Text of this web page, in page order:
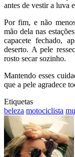
antes de vestir a luva
Por fim, e não
mão dela nas
capacete fechado,
deserto. A pele
rosto secar sozinho.
Mantendo esses
que a pele agradece
Etiquetas
beleza motociclista